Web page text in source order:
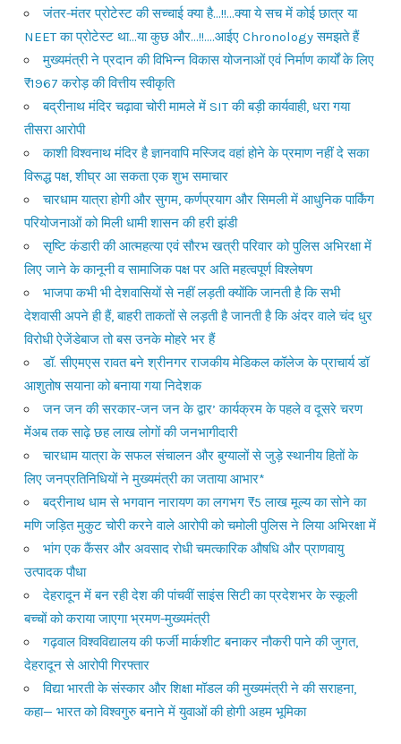
जंतर-मंतर प्रोटेस्ट की सच्चाई क्या है…!!…क्या ये सच में कोई छात्र या
NEET का प्रोटेस्ट था…या कुछ और…!!….आईए Chronology समझते हैं
मुख्यमंत्री ने प्रदान की विभिन्न विकास योजनाओं एवं निर्माण कार्यों के लिए
₹1967 करोड़ की वित्तीय स्वीकृति
बद्रीनाथ मंदिर चढ़ावा चोरी मामले में SIT की बड़ी कार्यवाही, धरा गया
तीसरा आरोपी
काशी विश्वनाथ मंदिर है ज्ञानवापि मस्जिद वहां होने के प्रमाण नहीं दे सका
विरूद्ध पक्ष, शीघ्र आ सकता एक शुभ समाचार
चारधाम यात्रा होगी और सुगम, कर्णप्रयाग और सिमली में आधुनिक पार्किंग
परियोजनाओं को मिली धामी शासन की हरी झंडी
सृष्टि कंडारी की आत्महत्या एवं सौरभ खत्री परिवार को पुलिस अभिरक्षा में
लिए जाने के कानूनी व सामाजिक पक्ष पर अति महत्वपूर्ण विश्लेषण
भाजपा कभी भी देशवासियों से नहीं लड़ती क्योंकि जानती है कि सभी
देशवासी अपने ही हैं, बाहरी ताकतों से लड़ती है जानती है कि अंदर वाले चंद धुर
विरोधी ऐजेंडेबाज तो बस उनके मोहरे भर हैं
डॉ. सीएमएस रावत बने श्रीनगर राजकीय मेडिकल कॉलेज के प्राचार्य डॉ
आशुतोष सयाना को बनाया गया निदेशक
जन जन की सरकार-जन जन के द्वार’ कार्यक्रम के पहले व दूसरे चरण
मेंअब तक साढ़े छह लाख लोगों की जनभागीदारी
चारधाम यात्रा के सफल संचालन और बुग्यालों से जुड़े स्थानीय हितों के
लिए जनप्रतिनिधियों ने मुख्यमंत्री का जताया आभार*
बद्रीनाथ धाम से भगवान नारायण का लगभग ₹5 लाख मूल्य का सोने का
मणि जड़ित मुकुट चोरी करने वाले आरोपी को चमोली पुलिस ने लिया अभिरक्षा में
भांग एक कैंसर और अवसाद रोधी चमत्कारिक औषधि और प्राणवायु
उत्पादक पौधा
देहरादून में बन रही देश की पांचवीं साइंस सिटी का प्रदेशभर के स्कूली
बच्चों को कराया जाएगा भ्रमण-मुख्यमंत्री
गढ़वाल विश्वविद्यालय की फर्जी मार्कशीट बनाकर नौकरी पाने की जुगत,
देहरादून से आरोपी गिरफ्तार
विद्या भारती के संस्कार और शिक्षा मॉडल की मुख्यमंत्री ने की सराहना,
कहा— भारत को विश्वगुरु बनाने में युवाओं की होगी अहम भूमिका